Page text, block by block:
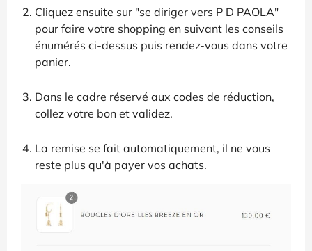
Cliquez ensuite sur "se diriger vers P D PAOLA"
pour faire votre shopping en suivant les conseils
énumérés ci-dessus puis rendez-vous dans votre
panier.
Dans le cadre réservé aux codes de réduction,
collez votre bon et validez.
La remise se fait automatiquement, il ne vous
reste plus qu'à payer vos achats.